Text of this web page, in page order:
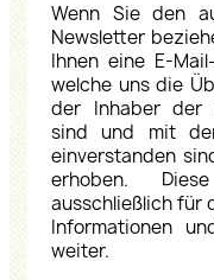
Wenn Sie den
Newsletter
Ihnen eine E-
welche uns die
der Inhaber der
sind und mit
einverstanden
erhoben.
ausschließlich für
Informationen
weiter.